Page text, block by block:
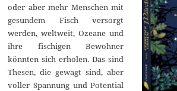
oder aber mehr Menschen mit
gesundem Fisch versorgt
werden, weltweit, Ozeane und
ihre fischigen Bewohner
könnten sich erholen. Das sind
Thesen, die gewagt sind, aber
voller Spannung und Potential